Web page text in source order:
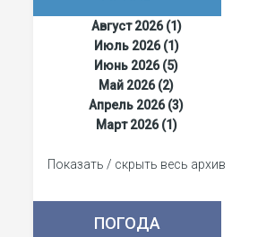
Август 2026 (1)
Июль 2026 (1)
Июнь 2026 (5)
Май 2026 (2)
Апрель 2026 (3)
Март 2026 (1)
Показать / скрыть весь архив
ПОГОДА